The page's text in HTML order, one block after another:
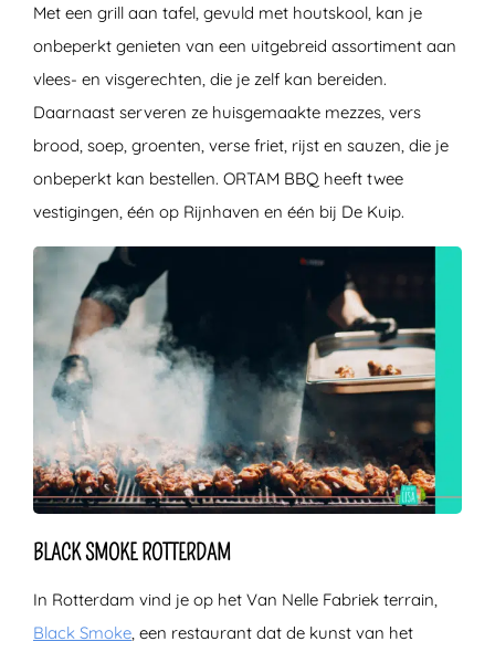
Met een grill aan tafel, gevuld met houtskool, kan je
onbeperkt genieten van een uitgebreid assortiment aan
vlees- en visgerechten, die je zelf kan bereiden.
Daarnaast serveren ze huisgemaakte mezzes, vers
brood, soep, groenten, verse friet, rijst en sauzen, die je
onbeperkt kan bestellen. ORTAM BBQ heeft twee
vestigingen, één op Rijnhaven en één bij De Kuip.
BLACK SMOKE ROTTERDAM
In Rotterdam vind je op het Van Nelle Fabriek terrain,
Black Smoke, een restaurant dat de kunst van het